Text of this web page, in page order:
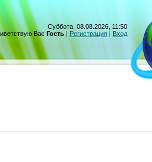
Суббота, 08.08.2026, 11:50
Вас Гость | Регистрация | Вход